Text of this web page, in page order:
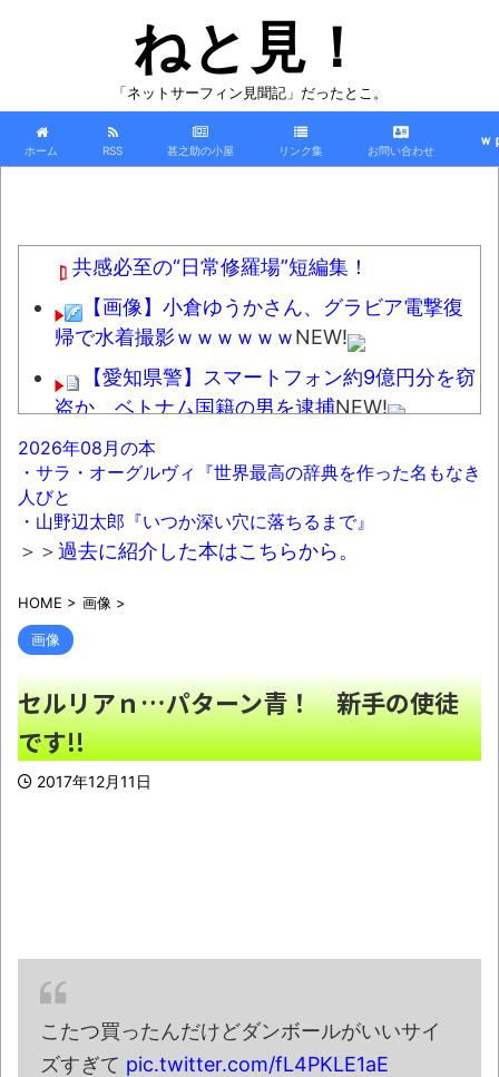
ねと見！
「ネットサーフィン見聞記」だったとこ。
ホーム RSS 甚之助の小屋 リンク集 お問い合わせ
ｗ
共感必至の“日常修羅場”短編集！
【画像】小倉ゆうかさん、グラビア電撃復
帰で水着撮影ｗｗｗｗｗｗNEW!
【愛知県警】スマートフォン約9億円分を窃
盗か ベトナム国籍の男を逮捕NEW!
【えぇ!?】回らない寿司屋で、彼氏が寿司に
“醤油” つけてた→私「は？30にもなって、醤油
つけるとか恥ずかしい！ドン引き！低レベル!!
回転寿司しか行ったことない人はこれだか
ら…」NEW!
兵庫斎藤知事、県の海外事務所を全廃へ
「公務員が海外で遊ぶためにあるだけ」
携帯代７万払えなくて詰みそうなんだがど
うすれば……NEW!
【徹底議論】近代日本史で最も取り返しの
炎上大騒ぎに
【画像】台風15号「チャンホン」発生 ト
リプル台風に…NEW!
2026年08月の本
・サラ・オーグルヴィ『世界最高の辞典を作った名もなき
人びと
・山野辺太郎『いつか深い穴に落ちるまで』
＞＞過去に紹介した本はこちらから。
HOME > 画像 >
画像
セルリアｎ…パターン青！ 新手の使徒
です!!
2017年12月11日
こたつ買ったんだけどダンボールがいいサイ
ズすぎて pic.twitter.com/fL4PKLE1aE